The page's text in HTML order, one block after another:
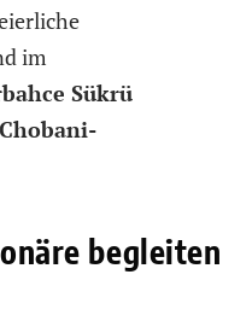
im
Sükrü
begleiten